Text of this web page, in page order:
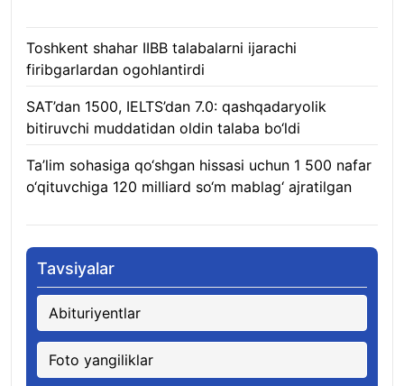
Toshkent shahar IIBB talabalarni ijarachi
firibgarlardan ogohlantirdi
SAT’dan 1500, IELTS’dan 7.0: qashqadaryolik
bitiruvchi muddatidan oldin talaba bo‘ldi
Ta’lim sohasiga qo‘shgan hissasi uchun 1 500 nafar
o‘qituvchiga 120 milliard so‘m mablag‘ ajratilgan
Tavsiyalar
Abituriyentlar
Foto yangiliklar